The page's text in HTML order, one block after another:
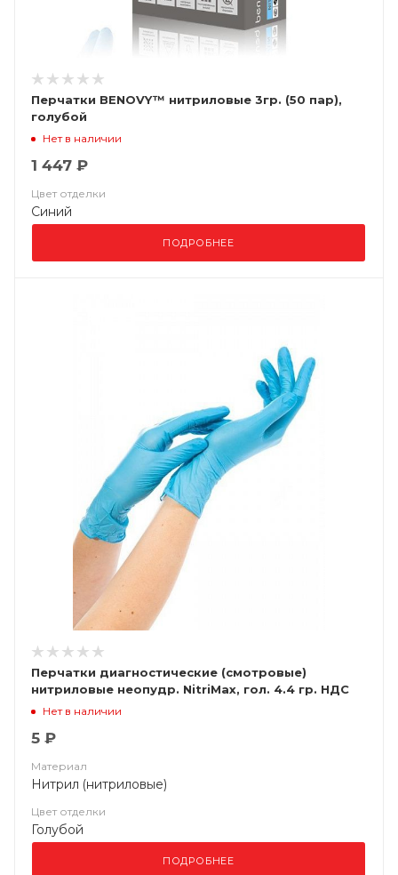
Перчатки BENOVY™ нитриловые 3гр. (50 пар),
голубой
Нет в наличии
1 447 ₽
Цвет отделки
Синий
ПОДРОБНЕЕ
Перчатки диагностические (смотровые)
нитриловые неопудр. NitriMax, гол. 4.4 гр. НДС
(10%)
Нет в наличии
5 ₽
Материал
Нитрил (нитриловые)
Цвет отделки
Голубой
ПОДРОБНЕЕ